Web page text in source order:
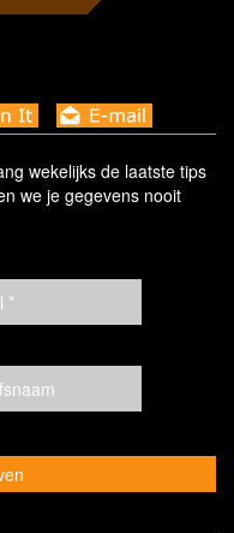
wekelijks de laatste tips
we je gegevens nooit